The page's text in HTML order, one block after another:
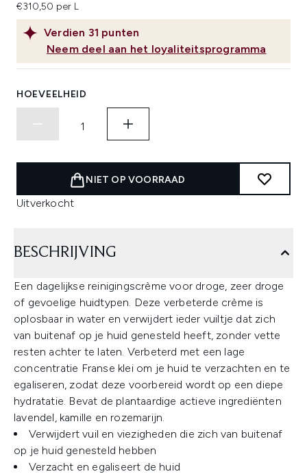
Verdien 31 punten
Neem deel aan het loyaliteitsprogramma
€310,50 per L
HOEVEELHEID
NIET OP VOORRAAD
Uitverkocht
BESCHRIJVING
Een dagelijkse reinigingscrème voor droge, zeer droge
of gevoelige huidtypen. Deze verbeterde crème is
oplosbaar in water en verwijdert ieder vuiltje dat zich
van buitenaf op je huid genesteld heeft, zonder vette
resten achter te laten. Verbeterd met een lage
concentratie Franse klei om je huid te verzachten en te
egaliseren, zodat deze voorbereid wordt op een diepe
hydratatie. Bevat de plantaardige actieve ingrediënten
lavendel, kamille en rozemarijn.
Verwijdert vuil en viezigheden die zich van buitenaf
op je huid genesteld hebben
Verzacht en egaliseert de huid